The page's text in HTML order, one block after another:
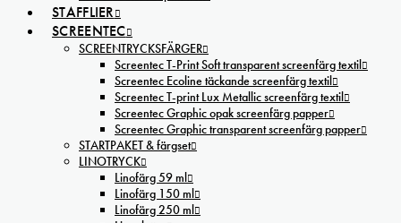
STAFFLIER
SCREENTEC
SCREENTRYCKSFÄRGER
Screentec T-Print Soft transparent screenfärg textil
Screentec Ecoline täckande screenfärg textil
Screentec T-print Lux Metallic screenfärg textil
Screentec Graphic opak screenfärg papper
Screentec Graphic transparent screenfärg papper
STARTPAKET & färgset
LINOTRYCK
Linofärg 59 ml
Linofärg 150 ml
Linofärg 250 ml